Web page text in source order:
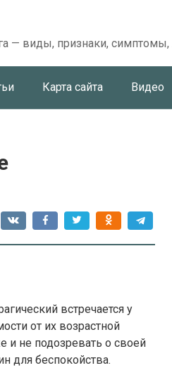
— виды, признаки, симптомы,
Карта сайта Видео
встречается у
от их возрастной
и не подозревать о своей
для беспокойства.